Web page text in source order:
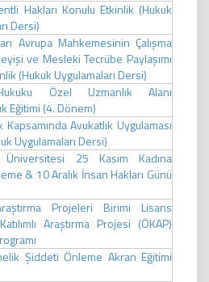
Hakları Konulu Etkinlik (Hukuk
Dersi)
Avrupa Mahkemesinin Çalışma
ve Mesleki Tecrübe Paylaşımı
(Hukuk Uygulamaları Dersi)
Özel Uzmanlık Alanı
Eğitimi (4. Dönem)
Avukatlık Uygulaması
Uygulamaları Dersi)
Üniversitesi 25 Kasım Kadına
& 10 Aralık İnsan Hakları Günü
Projeleri Birimi Lisans
Araştırma Projesi (ÖKAP)
Şiddeti Önleme Akran Eğitimi